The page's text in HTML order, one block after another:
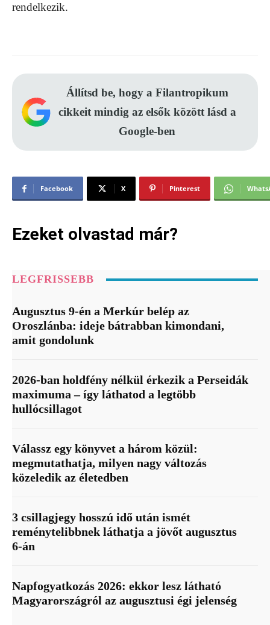
rendelkezik.
Állítsd be, hogy a Filantropikum
cikkeit mindig az elsők között lásd a
Google-ben
Facebook X Pinterest
Ezeket olvastad már?
LEGFRISSEBB
Augusztus 9-én a Merkúr belép az
Oroszlánba: ideje bátrabban kimondani,
amit gondolunk
2026-ban holdfény nélkül érkezik a Perseidák
maximuma – így láthatod a legtöbb
hullócsillagot
Válassz egy könyvet a három közül:
megmutathatja, milyen nagy változás
közeledik az életedben
3 csillagjegy hosszú idő után ismét
reménytelibbnek láthatja a jövőt augusztus
6-án
Napfogyatkozás 2026: ekkor lesz látható
Magyarországról az augusztusi égi jelenség